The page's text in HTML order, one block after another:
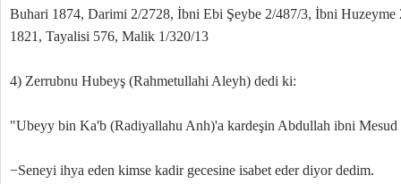
Buhari 1874, Darimi 2/2728, İbni Ebi Şeybe 2/487/3, İbni
1821, Tayalisi 576, Malik 1/320/13
4) Zerrubnu Hubeyş (Rahmetullahi Aleyh) dedi ki:
"Ubeyy bin Ka'b (Radiyallahu Anh)'a kardeşin Abdullah ibni
−Seneyi ihya eden kimse kadir gecesine isabet eder diyor dedim.